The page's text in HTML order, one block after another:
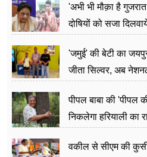
'अभी भी मौक़ा है
दोषियों को सजा
'जमुई' की बेटी का
जीता सिल्वर, अब
पीपल बाबा की 'पीपल
निकलेगा हरियाली का
वकील से सीएम की